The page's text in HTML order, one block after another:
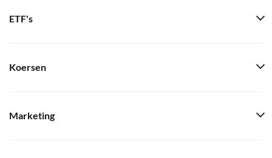
ETF's
Koersen
Marketing